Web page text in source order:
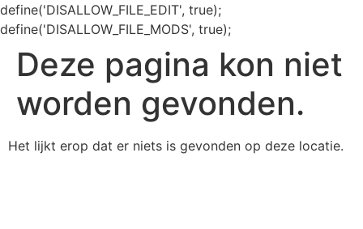
define('DISALLOW_FILE_EDIT', true);
define('DISALLOW_FILE_MODS', true);
Deze pagina kon niet
worden gevonden.
Het lijkt erop dat er niets is gevonden op deze locatie.